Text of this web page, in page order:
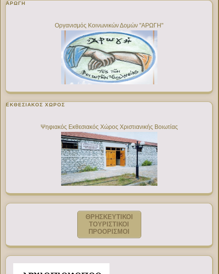
ΑΡΩΓΗ
Οργανισμός Κοινωνικών Δομών "ΑΡΩΓΗ"
ΕΚΘΕΣΙΑΚΌΣ ΧΏΡΟΣ
Ψηφιακός Εκθεσιακός Χώρος Χριστιανικής Βοιωτίας
ΘΡΗΣΚΕΥΤΙΚΟΙ
ΤΟΥΡΙΣΤΙΚΟΙ
ΠΡΟΟΡΙΣΜΟΙ